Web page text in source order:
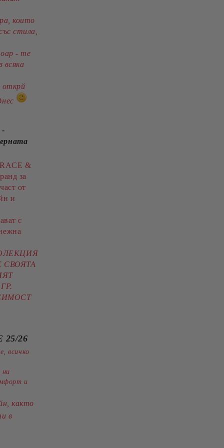
които
стила,
- те
всяка
открй
-
&
за
от
и
с
25/26
всичко
ни
и
както
в